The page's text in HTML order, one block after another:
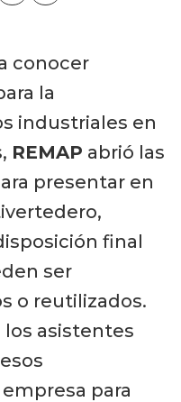
conocer
la
industriales en
REMAP abrió las
presentar en
final
ser
o reutilizados.
los asistentes
para